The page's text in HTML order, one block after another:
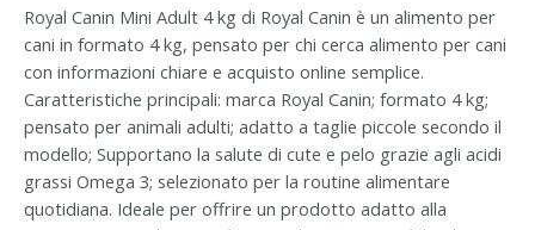
Royal Canin Mini Adult 4 kg di Royal Canin è un alimento per
cani in formato 4 kg, pensato per chi cerca alimento per cani
con informazioni chiare e acquisto online semplice.
Caratteristiche principali: marca Royal Canin; formato 4 kg;
pensato per animali adulti; adatto a taglie piccole secondo il
modello; Supportano la salute di cute e pelo grazie agli acidi
grassi Omega 3; selezionato per la routine alimentare
quotidiana. Ideale per offrire un prodotto adatto alla